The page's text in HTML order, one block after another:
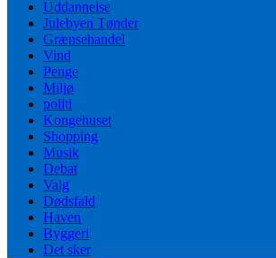
Uddannelse
Julebyen Tønder
Grænsehandel
Vind
Penge
Miljø
politi
Kongehuset
Shopping
Musik
Debat
Valg
Dødsfald
Haven
Byggeri
Det sker